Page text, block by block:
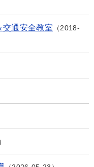
交通安全教室
2018-